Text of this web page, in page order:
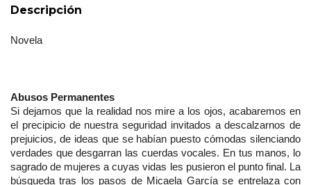
Descripción
Novela
Abusos Permanentes
Si dejamos que la realidad nos mire a los ojos, acabaremos en
el precipicio de nuestra seguridad invitados a descalzarnos de
prejuicios, de ideas que se habían puesto cómodas silenciando
verdades que desgarran las cuerdas vocales. En tus manos, lo
sagrado de mujeres a cuyas vidas les pusieron el punto final. La
búsqueda tras los pasos de Micaela García se entrelaza con